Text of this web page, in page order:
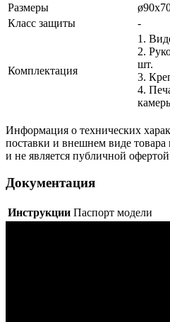
Размеры
Класс защиты
-
Комплектация
1.
2.
шт.
3.
4.
Информация о технических
поставки и внешнем виде товара
и не является публичной
Документация
Инструкции Паспорт модели